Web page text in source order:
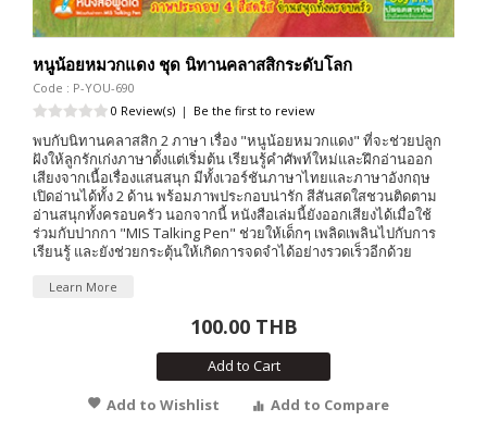
หนูน้อยหมวกแดง ชุด นิทานคลาสสิกระดับโลก
Code : P-YOU-690
0 Review(s) | Be the first to review
พบกับนิทานคลาสสิก 2 ภาษา เรื่อง "หนูน้อยหมวกแดง" ที่จะช่วยปลูก
ฝังให้ลูกรักเก่งภาษาตั้งแต่เริ่มต้น เรียนรู้คำศัพท์ใหม่และฝึกอ่านออก
เสียงจากเนื้อเรื่องแสนสนุก มีทั้งเวอร์ชันภาษาไทยและภาษาอังกฤษ
เปิดอ่านได้ทั้ง 2 ด้าน พร้อมภาพประกอบน่ารัก สีสันสดใสชวนติดตาม
อ่านสนุกทั้งครอบครัว นอกจากนี้ หนังสือเล่มนี้ยังออกเสียงได้เมื่อใช้
ร่วมกับปากกา "MIS Talking Pen" ช่วยให้เด็กๆ เพลิดเพลินไปกับการ
เรียนรู้ และยังช่วยกระตุ้นให้เกิดการจดจำได้อย่างรวดเร็วอีกด้วย
Learn More
100.00 THB
Add to Cart
Add to Wishlist
Add to Compare